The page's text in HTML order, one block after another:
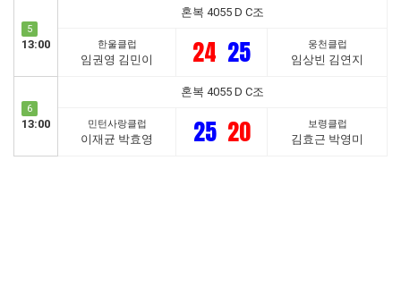
5
13:00
혼복 4055 D C조
한울클럽
임권영 김민이 24 25 웅천클럽
임상빈 김연지
6
13:00
혼복 4055 D C조
민턴사랑클럽
이재균 박효영 25 20 보령클럽
김효근 박영미